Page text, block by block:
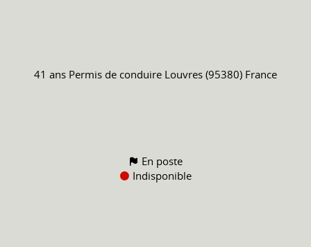
41 ans Permis de conduire Louvres (95380) France
En poste
Indisponible